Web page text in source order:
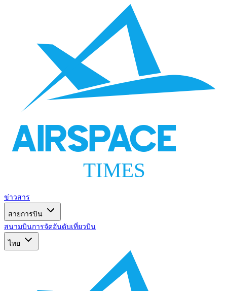
AIRSPACE
TIMES
ข่าวสาร
สายการบิน
สนามบินการจัดอันดับเที่ยวบิน
ไทย